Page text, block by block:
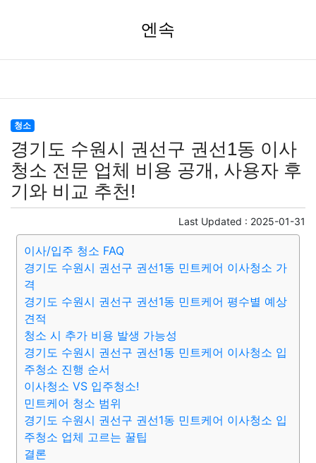
엔속
청소
경기도 수원시 권선구 권선1동 이사
청소 전문 업체 비용 공개, 사용자 후
기와 비교 추천!
Last Updated : 2025-01-31
이사/입주 청소 FAQ
경기도 수원시 권선구 권선1동 민트케어 이사청소 가
격
경기도 수원시 권선구 권선1동 민트케어 평수별 예상
견적
청소 시 추가 비용 발생 가능성
경기도 수원시 권선구 권선1동 민트케어 이사청소 입
주청소 진행 순서
이사청소 VS 입주청소!
민트케어 청소 범위
경기도 수원시 권선구 권선1동 민트케어 이사청소 입
주청소 업체 고르는 꿀팁
결론